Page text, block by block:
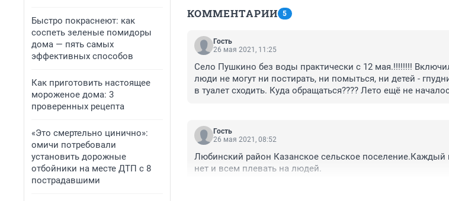
Быстро покраснеют: как
соспеть зеленые помидоры
дома — пять самых
эффективных способов
Как приготовить настоящее
мороженое дома: 3
проверенных рецепта
«Это смертельно цинично»:
омичи потребовали
установить дорожные
отбойники на месте ДТП с 8
пострадавшими
КОММЕНТАРИИ 5
Гость
26 мая 2021, 11:25
Село Пушкино без воды практически с 12 мая.!!!!!!!!
люди не могут ни постирать, ни помыться, ни детей -
в туалет сходить. Куда обращаться???? Лето ещё не
новые никто не может, один ответ - денег нет, но аы
это исправлять. А ещё удивляются, что большой отток
но и из области. Дайте людям нормально жить и никто не
разобрался с местными властями.
Гость
26 мая 2021, 08:52
Любинский район Казанское сельское поселение.Каждый
нет и всем плевать на людей.